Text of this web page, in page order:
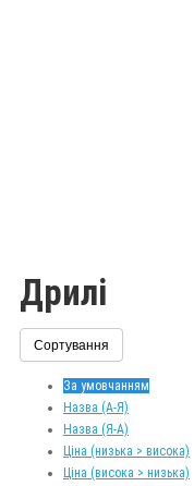
Дрилі
Сортування
За умовчанням
Назва (А-Я)
Назва (Я-А)
Ціна (низька > висока)
Ціна (висока > низька)